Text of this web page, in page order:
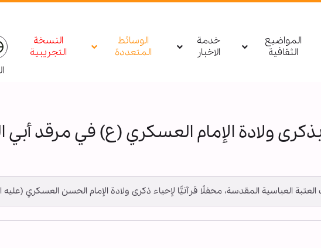
المواضيع
الثقافية
خدمة
الاخبار
الوسائط
المتعددة
النسخة
التجريبية
ولادة الإمام العسكري (ع) في مرقد
العتبة العباسية المقدسة، محفلًا قرآنيًّا لإحياء ذكرى ولادة الإمام الحسن العسكري (عليه